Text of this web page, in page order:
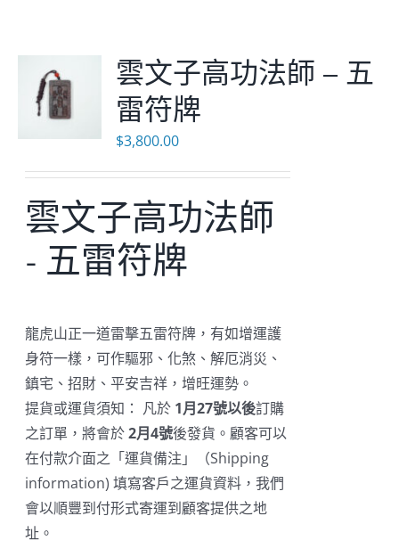
Cloud Shop雲店
活動代言
浩瀚天龍蓮會
雲文子高功法師 – 五
雷符牌
$3,800.00
雲文子高功法師
- 五雷符牌
龍虎山正一道雷擊五雷符牌，有如增運護
身符一樣，可作驅邪、化煞、解厄消災、
鎮宅、招財、平安吉祥，增旺運勢。
提貨或運貨須知： 凡於 1月27號以後訂購
之訂單，將會於2月4號後發貨。顧客可以
在付款介面之「運貨備注」（Shipping
information) 填寫客戶之運貨資料，我們
會以順豐到付形式寄運到顧客提供之地
址。